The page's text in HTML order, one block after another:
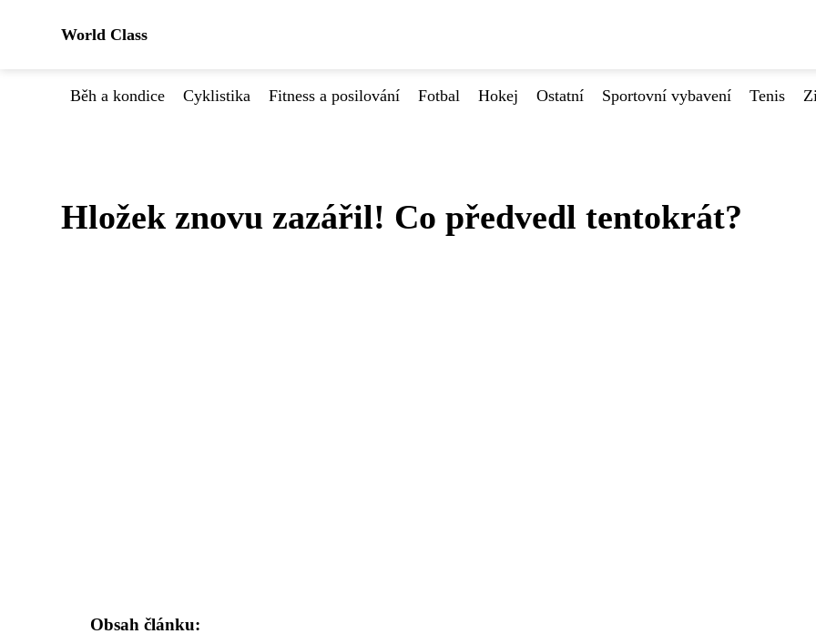
World Class
Běh a kondice Cyklistika Fitness a posilování Fotbal Hokej Ostatní Sportovní vybavení Tenis
Hložek znovu zazářil! Co předvedl tentokrát?
Obsah článku: